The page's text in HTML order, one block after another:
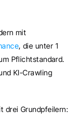
mit
, die unter 1
Pflichtstandard.
KI-Crawling
drei Grundpfeilern: